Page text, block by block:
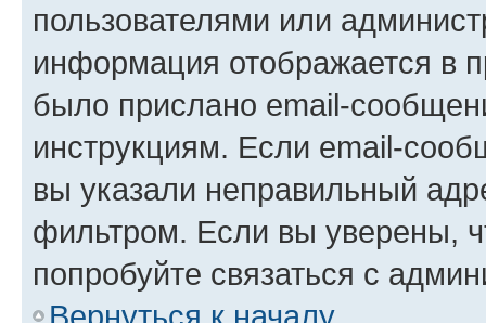
пользователями или
информация отображается в
было прислано email-
инструкциям. Если email-
вы указали неправильный
фильтром. Если вы уверены,
попробуйте связаться с
Вернуться к началу